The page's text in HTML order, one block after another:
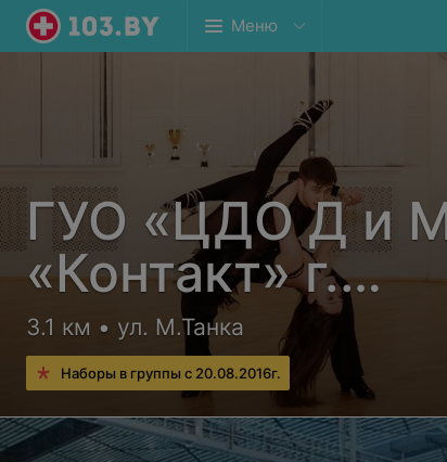
Меню
ГУО «ЦДО Д и
«Контакт» г.
Минска» Клуб
спортивных
«Мэта»
3.1 км • ул. М.Танка
Наборы в группы с 20.08.2016г.